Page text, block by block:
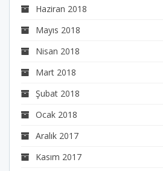
Haziran 2018
Mayıs 2018
Nisan 2018
Mart 2018
Şubat 2018
Ocak 2018
Aralık 2017
Kasım 2017